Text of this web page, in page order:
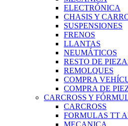
ELECTRÓNICA
CHASIS Y
SUSPENSIONES
FRENOS
LLANTAS
NEUMÁTICOS
RESTO DE
REMOLQUES
COMPRA
COMPRA DE
CARCROSS Y
CARCROSS
FORMULAS TT
MECANICA